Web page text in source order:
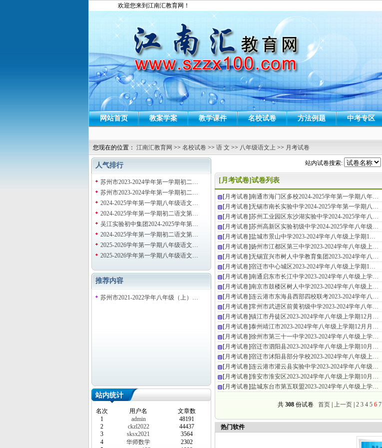
欢迎您来到江南汇教育网！
网站首页 教案学案 教学课件 名校试卷 方法例题 中考专区
您现在的位置： 江南汇教育网 >> 名校试卷 >> 语 文 >> 八年级语文上 >> 月考试卷
站内试卷搜索:
人气排行
苏州市2023-2024学年第一学期初二…
苏州市2023-2024学年第一学期初二…
2024-2025学年第一学期八年级语文…
2024-2025学年第一学期初二语文第…
吴江实验初中集团2024-2025学年第…
2024-2025学年第一学期初二语文第…
2025-2026学年第一学期八年级语文…
2025-2026学年第一学期八年级语文…
推荐内容
苏州市2021-2022学年八年级（上）…
站内统计
名次 用户名
文章数
1
admin
48191
2
ckzl2022
44437
3
sksx2021
3564
4
华师数学
2302
[月考试卷]试卷列表
[月考试卷]南通市海门区多校2024-2025学年第一学期八年…
[月考试卷]无锡市南长实验中学2024-2025学年第一学期八…
[月考试卷]苏州工业园区东沙湖实验中学2024-2025学年八…
[月考试卷]苏州高新区实验初级中学2024-2025学年八年级…
[月考试卷]盐城市景山中学2023-2024学年八年级上学期1…
[月考试卷]扬州市江都区第三中学2023-2024学年八年级上…
[月考试卷]无锡宜兴市树人中学教育集团2023-2024学年八…
[月考试卷]宿迁市中心城区2023-2024学年八年级上学期1…
[月考试卷]南通启东市长江中学2023-2024学年八年级上学…
[月考试卷]南京市鼓楼区树人中学2023-2024学年八年级上…
[月考试卷]连云港市东海县西部四校联考2023-2024学年八…
[月考试卷]常州市武进区前黄初级中学2023-2024学年八年…
[月考试卷]镇江市丹徒区2023-2024学年八年级上学期12月…
[月考试卷]泰州靖江市2023-2024学年八年级上学期12月月…
[月考试卷]徐州市第三十一中学2023-2024学年八年级上学…
[月考试卷]宿迁市泗阳县2023-2024学年八年级上学期10月…
[月考试卷]宿迁市沭阳县部分学校2023-2024学年八年级上…
[月考试卷]连云港市灌云县实验中学2023-2024学年八年级…
[月考试卷]淮安市淮安区2023-2024学年八年级上学期10月…
[月考试卷]盐城东台市第五联盟2023-2024学年八年级上学…
共 308份试卷 首页| 上一页| 2 3 4 5 6 7
热门软件